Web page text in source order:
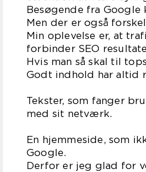
Besøgende fra
Men der er også
Min oplevelse er, at
forbinder SEO
Hvis man så skal til
Godt indhold har altid
Tekster, som fanger
med sit netværk.
En hjemmeside, som
Google.
Derfor er jeg glad for